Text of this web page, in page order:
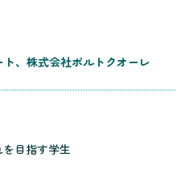
、株式会社ポルトクオーレ
目指す学生